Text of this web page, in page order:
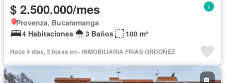
$ 2.500.000/mes
Provenza, Bucaramanga
4 Habitaciones
3 Baños 100 m²
Hace 4 días, 3 horas en - INMOBILIARIA FRIAS ORDOÑEZ